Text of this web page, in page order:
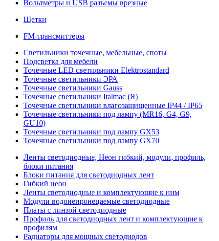
Вольтметры и USB разъемы врезные
Щетки
FM-трансмиттеры
Светильники точечные, мебельные, споты
Подсветка для мебели
Точечные LED светильники Elektrostandard
Точечные светильники ЭРА
Точечные светильники Gauss
Точечные светильники Italmac (Я)
Точечные светильники влагозащищенные IP44 / IP65
Точечные светильники под лампу (MR16, G4, G9,
GU10)
Точечные светильники под лампу GX53
Точечные светильники под лампу GX70
Ленты светодиодные, Неон гибкий, модули, профиль,
блоки питания
Блоки питания для светодиодных лент
Гибкий неон
Ленты светодиодные и комплектующие к ним
Модули водонепронецаемые светодиодные
Платы с линзой светодиодные
Профиль для светодиодных лент и комплектующие к
профилям
Радиаторы для мощных светодиодов